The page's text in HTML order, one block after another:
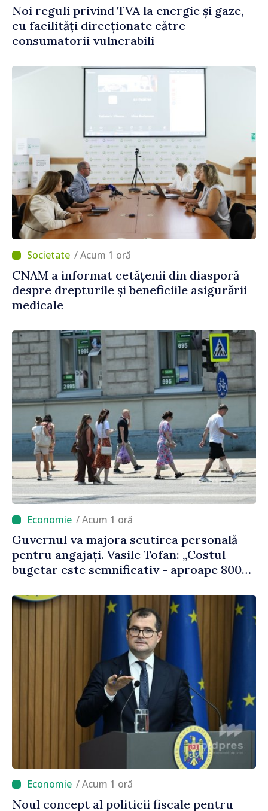
Noi reguli privind TVA la energie și gaze,
cu facilități direcționate către
consumatorii vulnerabili
/ Acum 1 oră
CNAM a informat cetățenii din diasporă
despre drepturile și beneficiile asigurării
medicale
/ Acum 1 oră
Guvernul va majora scutirea personală
pentru angajați. Vasile Tofan: „Costul
bugetar este semnificativ - aproape 800
oamenilor”
/ Acum 1 oră
Noul concept al politicii fiscale pentru